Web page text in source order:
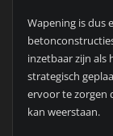
Wapening is dus
inzetbaar zijn als
strategisch
ervoor te zorgen
kan weerstaan.